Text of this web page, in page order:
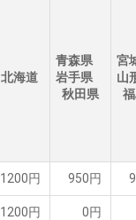
北海道
青森県
岩手県
秋田県
宮
山
1200円 950円
1200円 0円